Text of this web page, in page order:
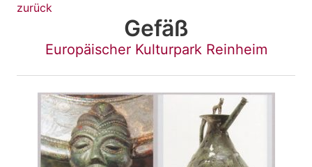
zurück
Gefäß
Europäischer Kulturpark Reinheim